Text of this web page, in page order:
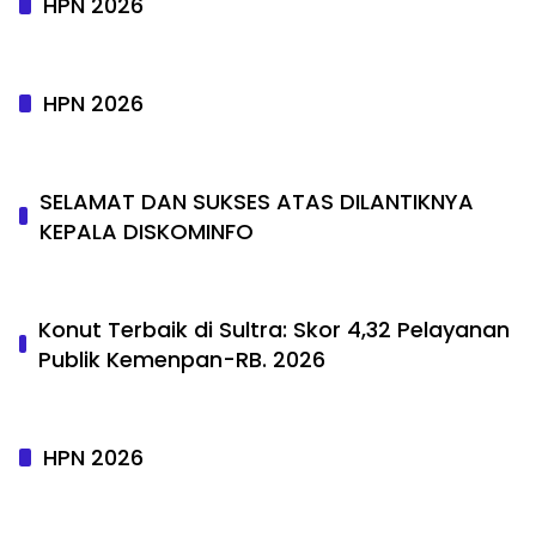
HPN 2026
SELAMAT DAN SUKSES ATAS DILANTIKNYA
KEPALA DISKOMINFO
Konut Terbaik di Sultra: Skor 4,32 Pelayanan
Publik Kemenpan-RB. 2026
HPN 2026